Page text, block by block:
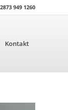
949 1260
Kontakt